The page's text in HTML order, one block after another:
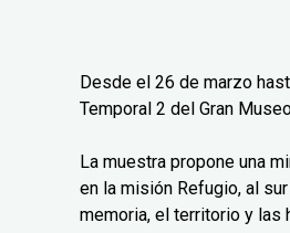
Desde el 26 de marzo
Temporal 2 del Gran
La muestra propone una
en la misión Refugio, al
memoria, el territorio y las